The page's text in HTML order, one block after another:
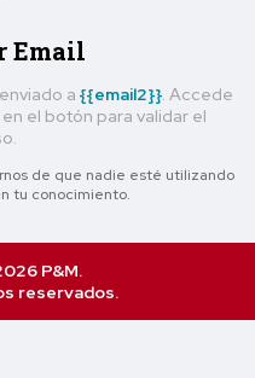
Email
a {{email2}}. Accede
el botón para validar el
de que nadie esté utilizando
tu conocimiento.
P&M.
reservados.